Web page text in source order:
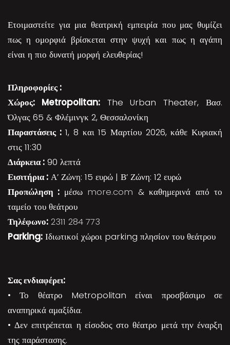
Ετοιμαστείτε για μια θεατρική εμπειρία που μας θυμίζει
πως η ομορφιά βρίσκεται στην ψυχή και πως η αγάπη
είναι η πιο δυνατή μορφή ελευθερίας!
Πληροφορίες :
Χώρος: Metropolitan:The Urban Theater, Βασ.
Όλγας 65 & Φλέμινγκ 2, Θεσσαλονίκη
Παραστάσεις :1, 8 και 15 Μαρτίου 2026, κάθε Κυριακή
στις 11:30
Διάρκεια : 90 λεπτά
Εισιτήρια : Α’ Ζώνη: 15 ευρώ | Β’ Ζώνη: 12 ευρώ
Προπώληση : μέσω more.com & καθημερινά από το
ταμείο του θεάτρου
Τηλέφωνο: 2311 284 773
Parking: Ιδιωτικοί χώροι parking πλησίον του θεάτρου
Σας ενδιαφέρει:
• Το θέατρο Metropolitan είναι προσβάσιμο σε
αναπηρικά αμαξίδια.
• Δεν επιτρέπεται η είσοδος στο θέατρο μετά την έναρξη
της παράστασης.